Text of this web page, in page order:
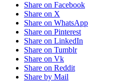
Share on Facebook
Share on X
Share on WhatsApp
Share on Pinterest
Share on LinkedIn
Share on Tumblr
Share on Vk
Share on Reddit
Share by Mail